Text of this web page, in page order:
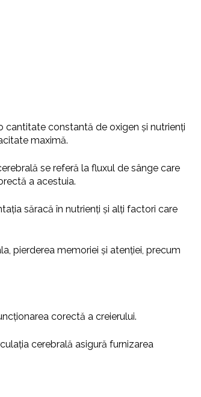
cantitate constantă de oxigen și nutrienți
maximă.
se referă la fluxul de sânge care
a acestuia.
săracă în nutrienți și alți factori care
pierderea memoriei și atenției, precum
corectă a creierului.
cerebrală asigură furnizarea